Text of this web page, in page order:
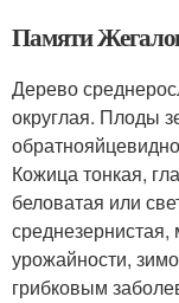
Памяти
Дерево
округлая. Плоды
Кожица тонкая,
беловатая или
урожайности,
грибковым